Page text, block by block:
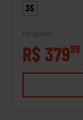
35
Por apenas
R$ 37999